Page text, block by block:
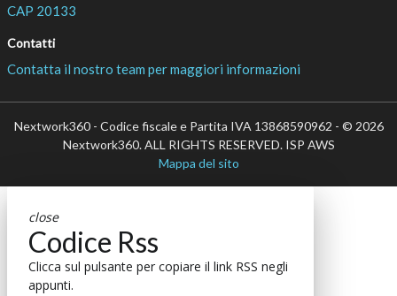
CAP 20133
Contatti
Contatta il nostro team per maggiori informazioni
Nextwork360 - Codice fiscale e Partita IVA 13868590962 - © 2026
Nextwork360. ALL RIGHTS RESERVED. ISP AWS
Mappa del sito
close
Codice Rss
Clicca sul pulsante per copiare il link RSS negli
appunti.